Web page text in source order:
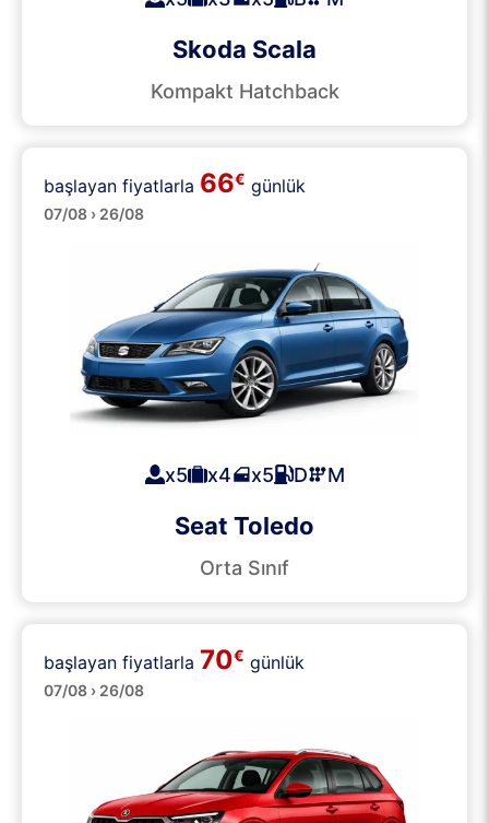
Skoda Scala
Kompakt Hatchback
Büyük
başlayan fiyatlarla 66€ günlük
07/08 › 26/08
x5 x4 x5 D M
Seat Toledo
Orta Sınıf
SUV
başlayan fiyatlarla 70€ günlük
07/08 › 26/08